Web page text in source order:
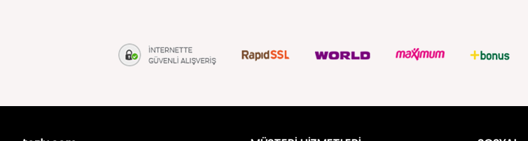
tozlu.com
MÜŞTERİ HİZMETLERİ
SOSYAL